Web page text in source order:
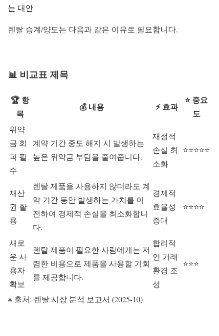
는 대안
렌탈 승계/양도는 다음과 같은 이유로 필요합니다.
📊 비교표 제목
🏆 항
목
💰 내용 ⚡ 효과
⭐ 중요
도
위약
금 회
피 필
수
계약 기간 중도 해지 시 발생하는
높은 위약금 부담을 줄여줍니다.
재정적
손실 최
소화
⭐⭐⭐⭐⭐
재산
권 활
용
렌탈 제품을 사용하지 않더라도 계
약 기간 동안 발생하는 가치를 이
전하여 경제적 손실을 최소화합니
다.
경제적
효율성
증대
⭐⭐⭐⭐
새로
운 사
용자
확보
렌탈 제품이 필요한 사람에게는 저
렴한 비용으로 제품을 사용할 기회
를 제공합니다.
합리적
인 거래
환경 조
성
⭐⭐⭐
※ 출처: 렌탈 시장 분석 보고서 (2025-10)